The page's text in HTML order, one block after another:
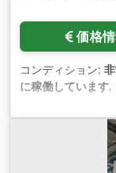
価格
コンディション:
に稼働しています,
ル,